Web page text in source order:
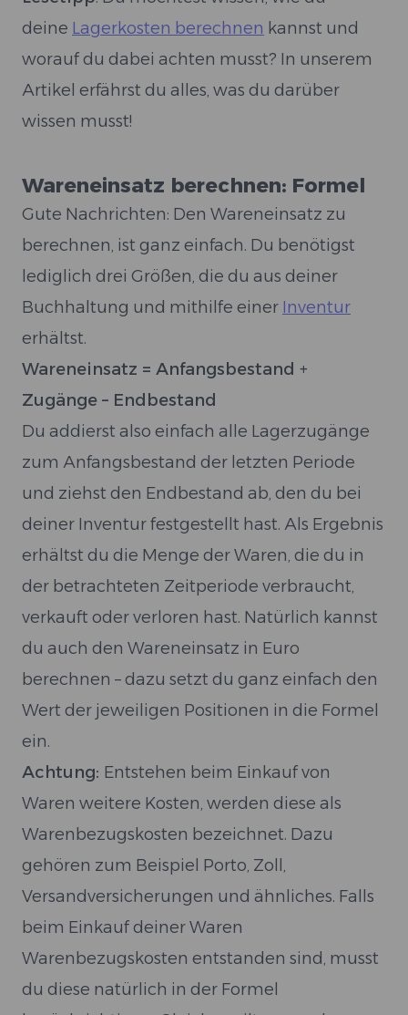
deine Lagerkosten berechnen kannst und
worauf du dabei achten musst? In unserem
Artikel erfährst du alles, was du darüber
wissen musst!
Wareneinsatz berechnen: Formel
Gute Nachrichten: Den Wareneinsatz zu
berechnen, ist ganz einfach. Du benötigst
lediglich drei Größen, die du aus deiner
Buchhaltung und mithilfe einer Inventur
erhältst.
Wareneinsatz = Anfangsbestand +
Zugänge – Endbestand
Du addierst also einfach alle Lagerzugänge
zum Anfangsbestand der letzten Periode
und ziehst den Endbestand ab, den du bei
deiner Inventur festgestellt hast. Als Ergebnis
erhältst du die Menge der Waren, die du in
der betrachteten Zeitperiode verbraucht,
verkauft oder verloren hast. Natürlich kannst
du auch den Wareneinsatz in Euro
berechnen – dazu setzt du ganz einfach den
Wert der jeweiligen Positionen in die Formel
ein.
Achtung: Entstehen beim Einkauf von
Waren weitere Kosten, werden diese als
Warenbezugskosten bezeichnet. Dazu
gehören zum Beispiel Porto, Zoll,
Versandversicherungen und ähnliches. Falls
beim Einkauf deiner Waren
Warenbezugskosten entstanden sind, musst
du diese natürlich in der Formel